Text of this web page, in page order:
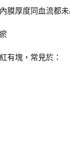
厚度同血流都未
塊，常見於：